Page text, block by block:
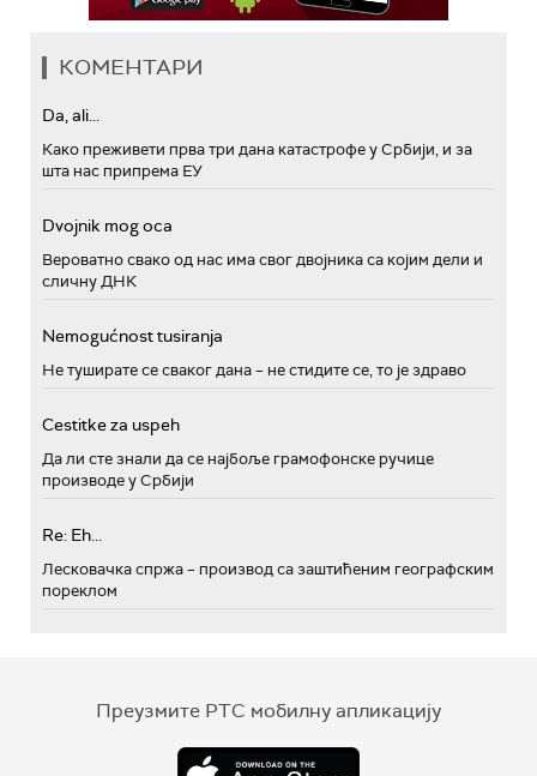
КОМЕНТАРИ
Da, ali...
Како преживети прва три дана катастрофе у Србији, и за
шта нас припрема ЕУ
Dvojnik mog oca
Вероватно свако од нас има свог двојника са којим дели и
сличну ДНК
Nemogućnost tusiranja
Не туширате се сваког дана – не стидите се, то је здраво
Cestitke za uspeh
Да ли сте знали да се најбоље грамофонске ручице
производе у Србији
Re: Eh...
Лесковачка спржа – производ са заштићеним географским
пореклом
Преузмите РТС мобилну апликацију